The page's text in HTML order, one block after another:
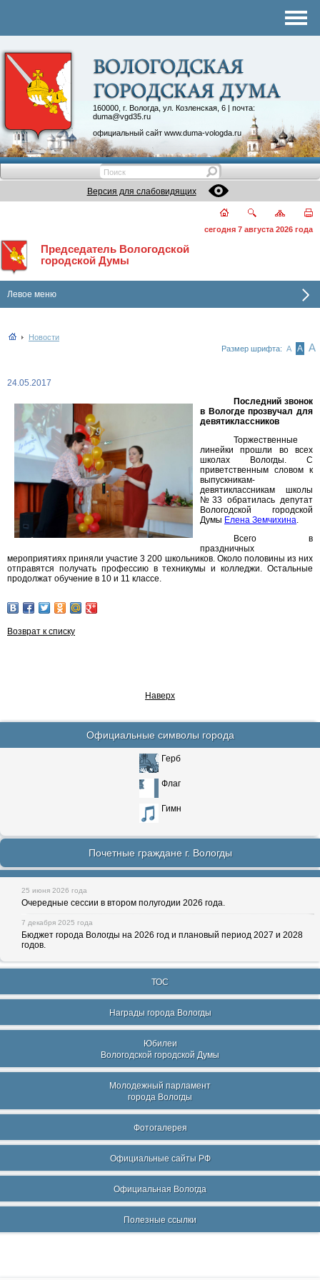
160000, г. Вологда, ул. Козленская, 6 | почта:
duma@vgd35.ru
официальный сайт www.duma-vologda.ru
Контакты
Депутатские объединения
Версия для слабовидящих
сегодня 7 августа 2026 года
Председатель Вологодской
городской Думы
Левое меню
Новости
Размер шрифта: А А А
24.05.2017
Последний звонок
в Вологде прозвучал для
девятиклассников
Торжественные
линейки прошли во всех
школах Вологды. С
приветственным словом к
выпускникам-
девятиклассникам школы
№33 обратилась депутат
Вологодской городской
Думы Елена Земчихина.
Всего в
праздничных
мероприятиях приняли участие 3 200 школьников. Около половины из них
отправятся получать профессию в техникумы и колледжи. Остальные
продолжат обучение в 10 и 11 классе.
Возврат к списку
Наверх
Официальные символы города
Герб
Флаг
Гимн
Почетные граждане г. Вологды
25 июня 2026 года
Очередные сессии в втором полугодии 2026 года.
7 декабря 2025 года
Бюджет города Вологды на 2026 год и плановый период 2027 и 2028
годов.
ТОС
Награды города Вологды
Юбилеи
Вологодской городской Думы
Молодежный парламент
города Вологды
Фотогалерея
Официальные сайты РФ
Официальная Вологда
Полезные ссылки